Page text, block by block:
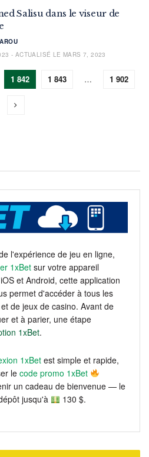
Salisu dans le viseur de
- ACTUALISÉ LE MARS 7, 2023
1 842 1 843 … 1 902
l'expérience de jeu en ligne,
1xBet sur votre appareil
et Android, cette application
permet d'accéder à tous les
de jeux de casino. Avant de
et à parier, une étape
1xBet.
1xBet est simple et rapide,
le code promo 1xBet
un cadeau de bienvenue — le
jusqu'à
130 $.